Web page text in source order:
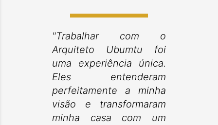
"Trabalhar com o
Arquiteto Ubumtu foi
uma experiência única.
Eles entenderam
perfeitamente a minha
visão e transformaram
minha casa com um